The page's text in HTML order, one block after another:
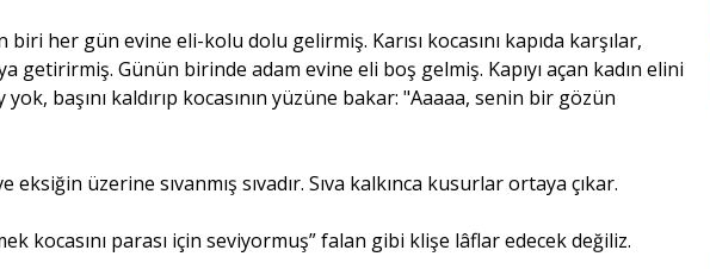
biri her gün evine eli-kolu dolu gelirmiş. Karısı kocasını kapıda karşılar,
getirirmiş. Günün birinde adam evine eli boş gelmiş. Kapıyı açan kadın elini
başını kaldırıp kocasının yüzüne bakar: "Aaaaa, senin bir gözün
üzerine sıvanmış sıvadır. Sıva kalkınca kusurlar ortaya çıkar.
kocasını parası için seviyormuş” falan gibi klişe lâflar edecek değiliz.